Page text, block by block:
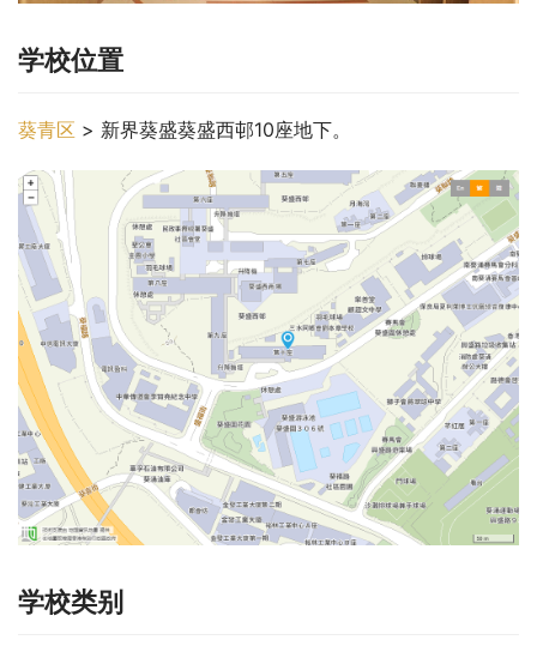
学校位置
葵青区 > 新界葵盛葵盛西邨10座地下。
学校类别